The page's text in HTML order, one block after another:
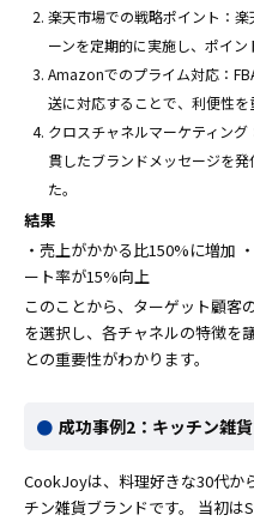
楽天市場での戦略ポイント：
ーンを定期的に実施し、ポイン
Amazonでのプライム対応：
送に対応することで、利便性を
クロスチャネルマーケティン
貫したブランドメッセージを
た。
結果
・売上がかかる比150%に増加
ート率が15%向上
このことから、ターゲット顧客
を選択し、各チャネルの特徴を
との重要性がわかります。
成功事例2：キッチン雑
CookJoyは、料理好きな30代か
チン雑貨ブランドです。 当初